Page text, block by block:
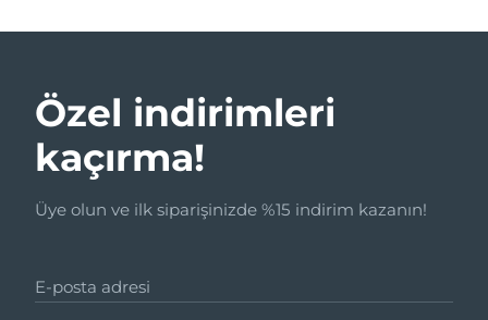
Özel indirimleri
kaçırma!
Üye olun ve ilk siparişinizde %15 indirim kazanın!
E-posta adresi